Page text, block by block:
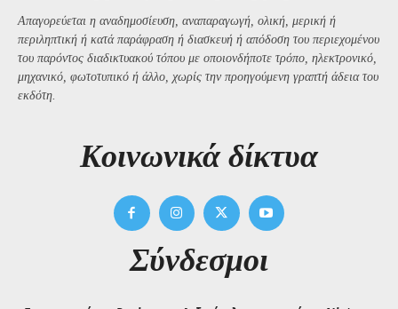
Απαγορεύεται η αναδημοσίευση, αναπαραγωγή, ολική, μερική ή
περιληπτική ή κατά παράφραση ή διασκευή ή απόδοση του περιεχομένου
του παρόντος διαδικτυακού τόπου με οποιονδήποτε τρόπο, ηλεκτρονικό,
μηχανικό, φωτοτυπικό ή άλλο, χωρίς την προηγούμενη γραπτή άδεια του
εκδότη.
Kοινωνικά δίκτυα
Σύνδεσμοι